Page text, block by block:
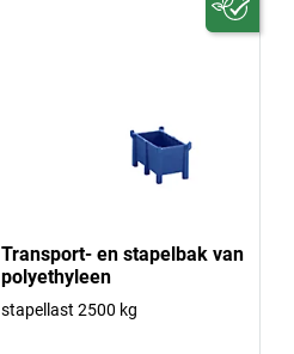
Transport- en stapelbak van
polyethyleen
stapellast 2500 kg